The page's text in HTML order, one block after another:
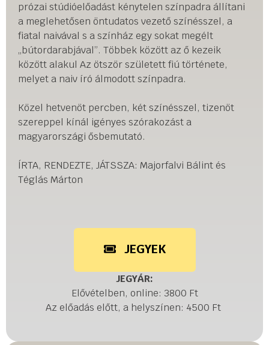
JEGYÁR:
Elővételben, online: 3800 Ft
Az előadás előtt, a helyszínen: 4500 Ft
JEGYEK
prózai stúdióelőadást kénytelen színpadra állítani
a meglehetősen öntudatos vezető színésszel, a
fiatal naivával s a színház egy sokat megélt
„bútordarabjával”. Többek között az ő kezeik
között alakul Az ötször született fiú története,
melyet a naiv író álmodott színpadra.
Közel hetvenöt percben, két színésszel, tizenöt
szereppel kínál igényes szórakozást a
magyarországi ősbemutató.
ÍRTA, RENDEZTE, JÁTSSZA: Majorfalvi Bálint és
Téglás Márton